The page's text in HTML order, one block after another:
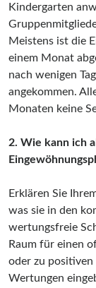
Kindergarten
Meistens ist die
einem Monat
nach wenigen
angekommen.
Monaten keine
2. Wie kann ich
Erklären Sie
was sie in den
wertungsfreie
Raum für einen
oder zu positiven
Wertungen